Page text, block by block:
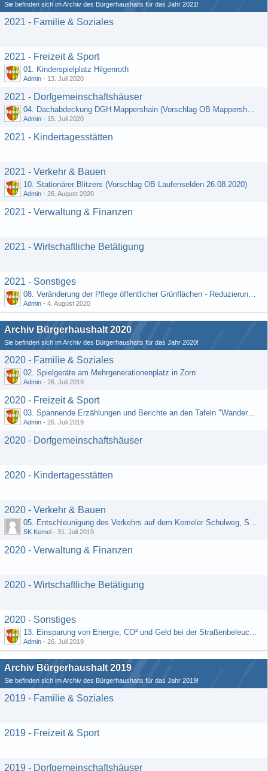
Sie befinden sich im Archiv des Bürgerhaushalts für das Jahr 2021!
2021 - Familie & Soziales
2021 - Freizeit & Sport
01. Kinderspielplatz Hilgenroth
Admin - 13. Juli 2020
2021 - Dorfgemeinschaftshäuser
04. Dachabdeckung DGH Mappershain (Vorschlag OB Mappershain vom 01.07.2020)
Admin - 15. Juli 2020
2021 - Kindertagesstätten
2021 - Verkehr & Bauen
10. Stationärer Blitzers (Vorschlag OB Laufenselden 26.08.2020)
Admin - 26. August 2020
2021 - Verwaltung & Finanzen
2021 - Wirtschaftliche Betätigung
2021 - Sonstiges
08. Veränderung der Pflege öffentlicher Grünflächen - Reduzierung der Kosten (Schriftlicher Vorschlag von Hr. Rädiker vom 24.07.2020)
Admin - 4. August 2020
Archiv Bürgerhaushalt 2020
Sie befinden sich im Archiv des Bürgerhaushalts für das Jahr 2020!
2020 - Familie & Soziales
02. Spielgeräte am Mehrgenerationenplatz in Zorn
Admin - 26. Juli 2019
2020 - Freizeit & Sport
03. Spannende Erzählungen und Berichte an den Tafeln "Wandernetz Wisper Trails"
Admin - 26. Juli 2019
2020 - Dorfgemeinschaftshäuser
2020 - Kindertagesstätten
2020 - Verkehr & Bauen
05. Entschleunigung des Verkehrs auf dem Kemeler Schulweg, Straße "Schäfers Resch"
SK Kemel - 31. Juli 2019
2020 - Verwaltung & Finanzen
2020 - Wirtschaftliche Betätigung
2020 - Sonstiges
13. Einsparung von Energie, CO² und Geld bei der Straßenbeleuchtung (Vorschlag von H. Rädiker, Laufenselden)
Admin - 26. Juli 2019
Archiv Bürgerhaushalt 2019
Sie befinden sich im Archiv des Bürgerhaushalts für das Jahr 2019!
2019 - Familie & Soziales
2019 - Freizeit & Sport
2019 - Dorfgemeinschaftshäuser